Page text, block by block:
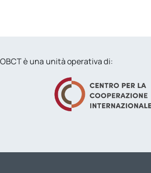
OBCT è una unità operativa di: